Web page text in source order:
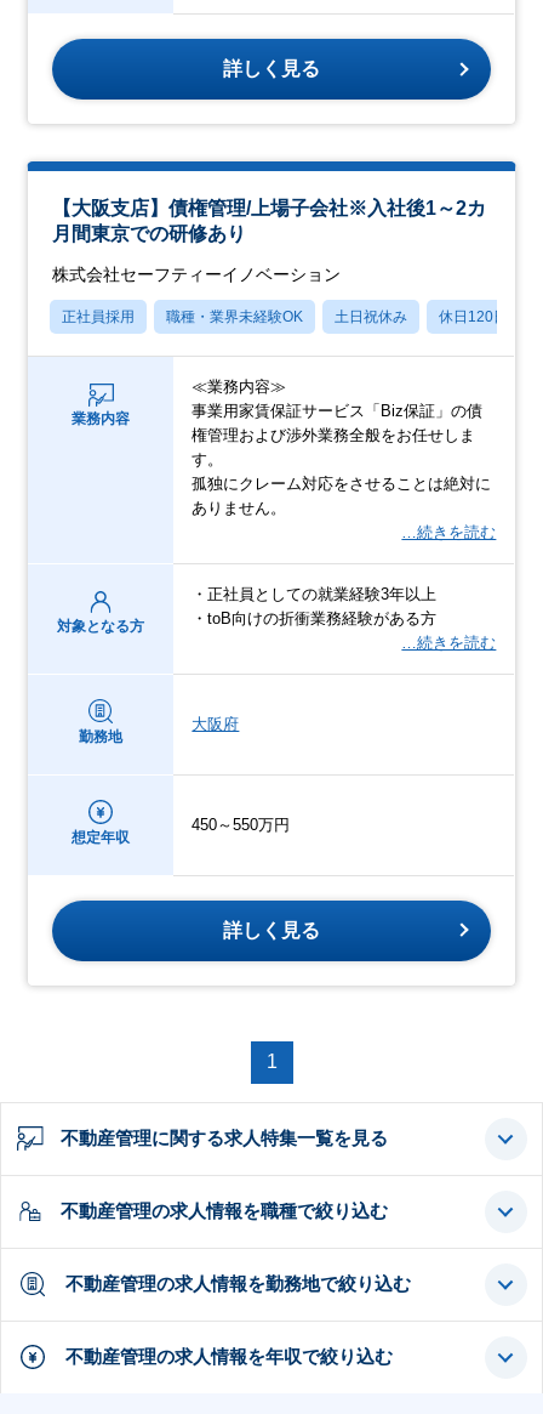
詳しく見る
【大阪支店】債権管理/上場子会社※入社後1～2カ
月間東京での研修あり
株式会社セーフティーイノベーション
正社員採用 職種・業界未経験OK 土日祝休み 休日120日以上
業務内容
≪業務内容≫
事業用家賃保証サービス「Biz保証」の債
権管理および渉外業務全般をお任せしま
す。
孤独にクレーム対応をさせることは絶対に
ありません。
…続きを読む
対象となる方
・正社員としての就業経験3年以上
・toB向けの折衝業務経験がある方
…続きを読む
勤務地
大阪府
想定年収
450～550万円
詳しく見る
1
不動産管理に関する求人特集一覧を見る
不動産管理の求人情報を職種で絞り込む
不動産管理の求人情報を勤務地で絞り込む
不動産管理の求人情報を年収で絞り込む